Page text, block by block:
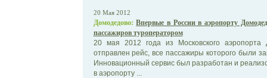
20 Мая 2012
Домодедово: Впервые в России в аэропорту
пассажиров туроператором
20 мая 2012 года из Московского
отправлен рейс, все пассажиры которого были
Инновационный сервис был разработан и
в аэропорту ...